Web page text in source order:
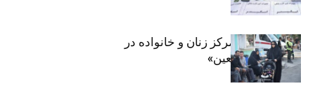
روایت حضور مرکز زنان و خانواده در
«جاماندگان اربعین»